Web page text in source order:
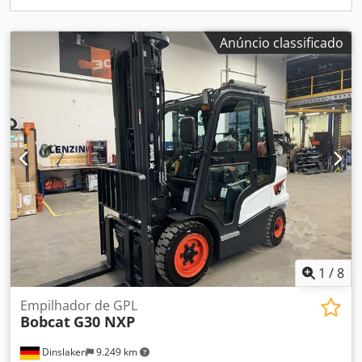
velocidades, display grande, ar condicionado, pacote de
porta padrão de vidro)
Anúncio classificado
1 /8
Dinslaken 9.249 km
Empilhador de GPL
Bobcat G30 NXP